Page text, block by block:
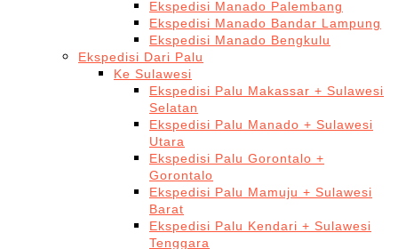
Ekspedisi Manado Palembang
Ekspedisi Manado Bandar Lampung
Ekspedisi Manado Bengkulu
Ekspedisi Dari Palu
Ke Sulawesi
Ekspedisi Palu Makassar + Sulawesi
Selatan
Ekspedisi Palu Manado + Sulawesi
Utara
Ekspedisi Palu Gorontalo +
Gorontalo
Ekspedisi Palu Mamuju + Sulawesi
Barat
Ekspedisi Palu Kendari + Sulawesi
Tenggara